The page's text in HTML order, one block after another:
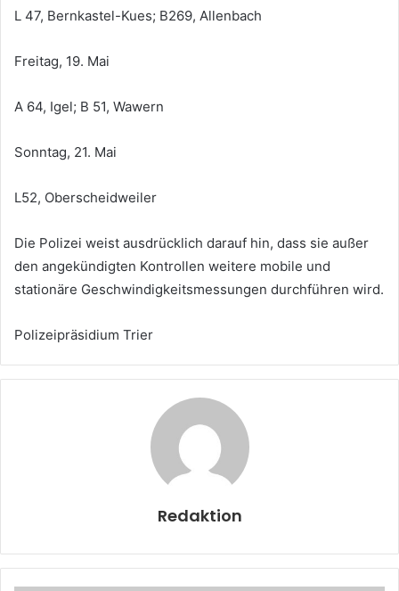
L 47, Bernkastel-Kues; B269, Allenbach
Freitag, 19. Mai
A 64, Igel; B 51, Wawern
Sonntag, 21. Mai
L52, Oberscheidweiler
Die Polizei weist ausdrücklich darauf hin, dass sie außer
den angekündigten Kontrollen weitere mobile und
stationäre Geschwindigkeitsmessungen durchführen wird.
Polizeipräsidium Trier
Redaktion